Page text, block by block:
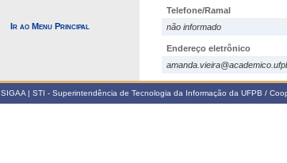
Ir ao Menu Principal
Telefone/Ramal
não informado
Endereço eletrônico
SIGAA | STI - Superintendência de Tecnologia da Informação da UFPB /